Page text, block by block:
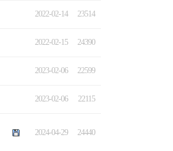
2022-02-14 23514
2022-02-15 24390
2023-02-06 22599
2023-02-06 22115
2024-04-29 24440